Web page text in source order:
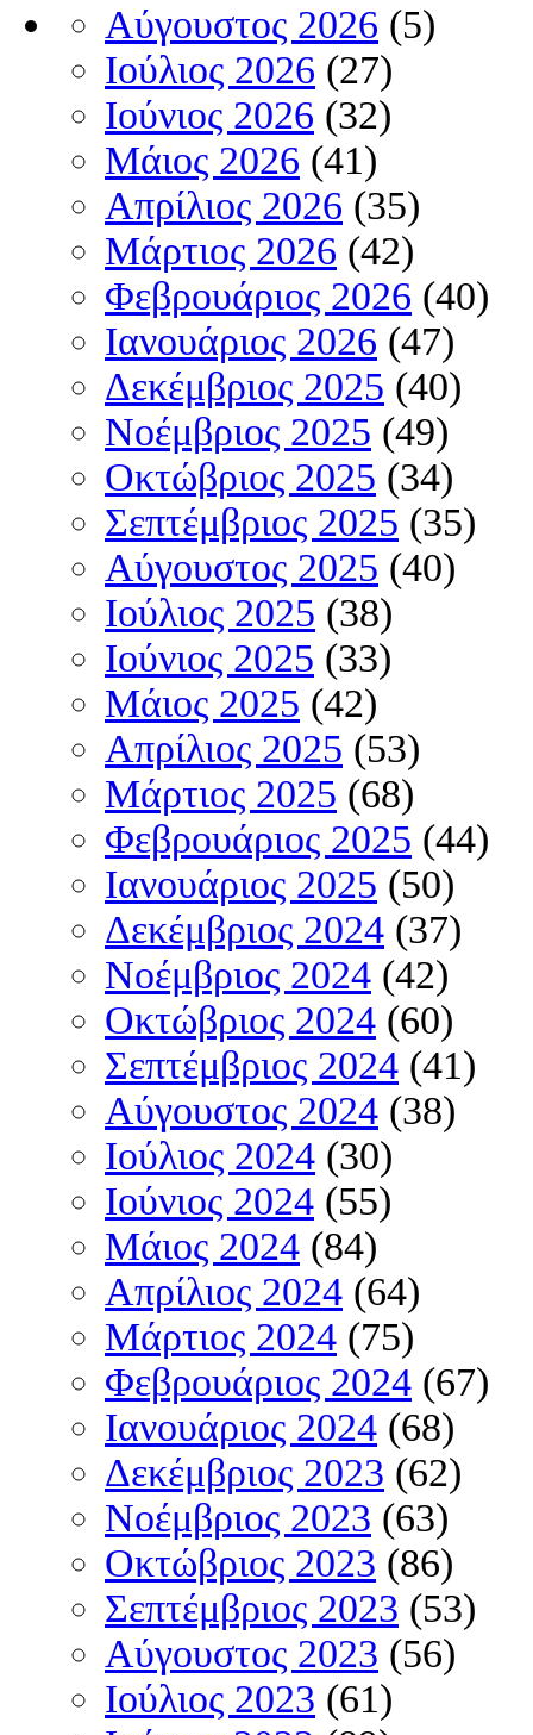
Αύγουστος 2026 (5)
Ιούλιος 2026 (27)
Ιούνιος 2026 (32)
Μάιος 2026 (41)
Απρίλιος 2026 (35)
Μάρτιος 2026 (42)
Φεβρουάριος 2026 (40)
Ιανουάριος 2026 (47)
Δεκέμβριος 2025 (40)
Νοέμβριος 2025 (49)
Οκτώβριος 2025 (34)
Σεπτέμβριος 2025 (35)
Αύγουστος 2025 (40)
Ιούλιος 2025 (38)
Ιούνιος 2025 (33)
Μάιος 2025 (42)
Απρίλιος 2025 (53)
Μάρτιος 2025 (68)
Φεβρουάριος 2025 (44)
Ιανουάριος 2025 (50)
Δεκέμβριος 2024 (37)
Νοέμβριος 2024 (42)
Οκτώβριος 2024 (60)
Σεπτέμβριος 2024 (41)
Αύγουστος 2024 (38)
Ιούλιος 2024 (30)
Ιούνιος 2024 (55)
Μάιος 2024 (84)
Απρίλιος 2024 (64)
Μάρτιος 2024 (75)
Φεβρουάριος 2024 (67)
Ιανουάριος 2024 (68)
Δεκέμβριος 2023 (62)
Νοέμβριος 2023 (63)
Οκτώβριος 2023 (86)
Σεπτέμβριος 2023 (53)
Αύγουστος 2023 (56)
Ιούλιος 2023 (61)